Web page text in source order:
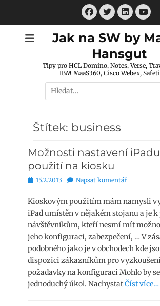
Facebook
Twitter
LinkedIn
Jak na SW by
Hansgut
Tipy pro HCL Domino, Notes, Verse,
IBM MaaS360, Cisco Webex,
Hledat:
Štítek: business
Možnosti nastavení
použití na kiosku
Publikováno
15.2.2013 Napsat komentář
Kioskovým použitím mám namysli
iPad umístěn v nějakém stojanu a je
návštěvníkům, kteří nesmí mít
jeho konfiguraci, zabezpečení, … V
podobného jako je v obchodech kde
dispozici zákazníkům pro
požadavky na konfiguraci Mohlo by
jednoduchý úkol. NachystatČíst více…